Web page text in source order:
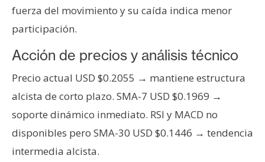
o
n
t
a
c
t
y
P
fuerza del movimiento y su caída indica menor
participación.
Acción de precios y análisis técnico
Precio actual USD $0.2055 → mantiene estructura
alcista de corto plazo. SMA-7 USD $0.1969 →
soporte dinámico inmediato. RSI y MACD no
disponibles pero SMA-30 USD $0.1446 → tendencia
intermedia alcista.